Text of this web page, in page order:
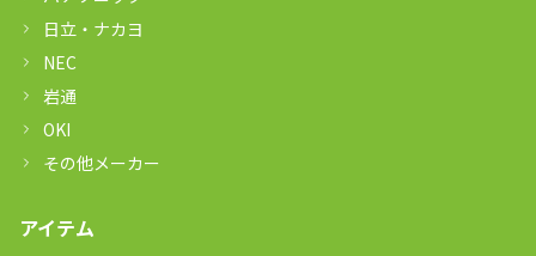
日立・ナカヨ
NEC
岩通
OKI
その他メーカー
アイテム